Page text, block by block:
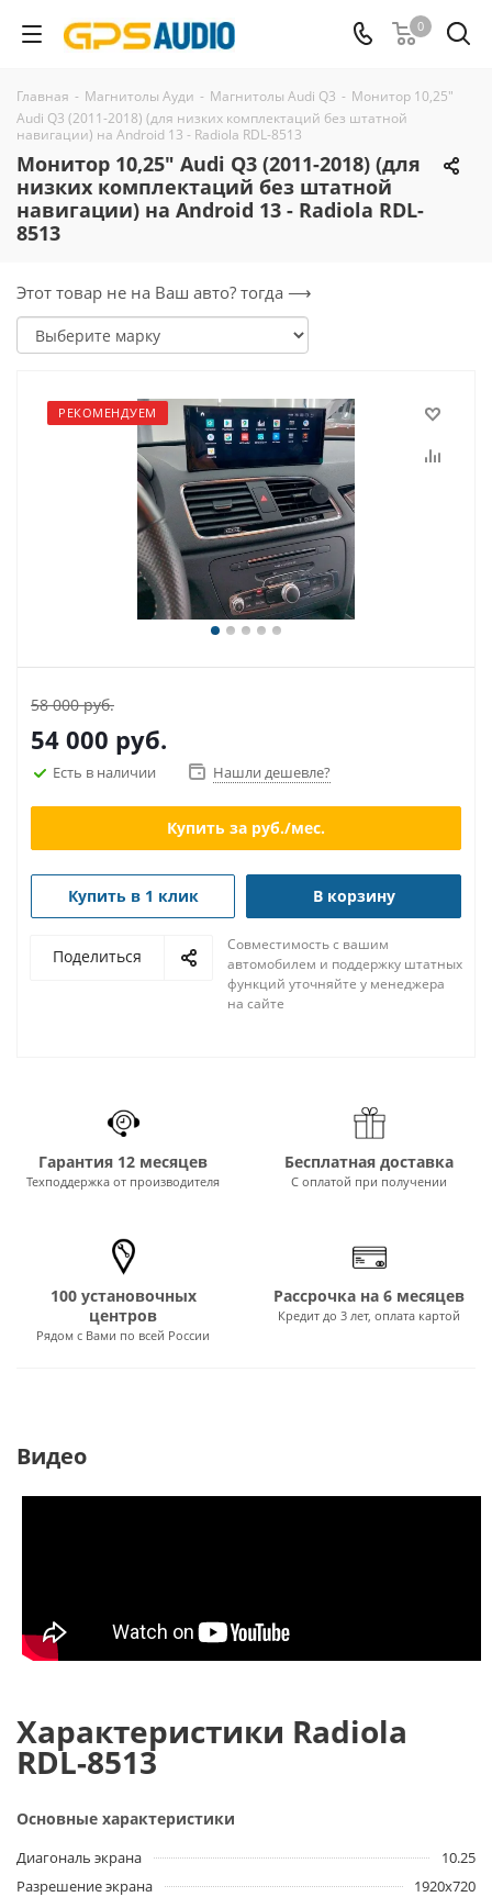
0
Главная - Магнитолы Ауди - Магнитолы Audi Q3 - Монитор 10,25"
Audi Q3 (2011-2018) (для низких комплектаций без штатной
навигации) на Android 13 - Radiola RDL-8513
Монитор 10,25" Audi Q3 (2011-2018) (для
низких комплектаций без штатной
навигации) на Android 13 - Radiola RDL-
8513
Этот товар не на Ваш авто? тогда ⟶
РЕКОМЕНДУЕМ
58 000 руб.
54 000 руб.
Есть в наличии Нашли дешевле?
Купить за руб./мес.
Купить в 1 клик В корзину
Поделиться
Совместимость с вашим
автомобилем и поддержку штатных
функций уточняйте у менеджера
на сайте
Гарантия 12 месяцев
Техподдержка от производителя
Бесплатная доставка
С оплатой при получении
100 установочных
центров
Рядом с Вами по всей России
Рассрочка на 6 месяцев
Кредит до 3 лет, оплата картой
Видео
Характеристики Radiola
RDL-8513
Основные характеристики
Диагональ экрана
10.25
Разрешение экрана
1920х720